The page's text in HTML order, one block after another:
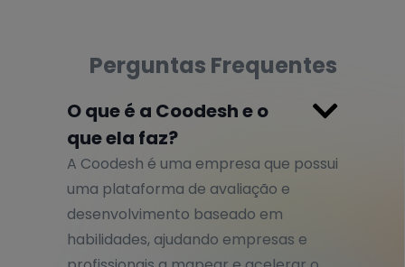
Perguntas Frequentes
O que é a Coodesh e o
que ela faz?

A Coodesh é uma empresa que possui
uma plataforma de avaliação e
desenvolvimento baseado em
habilidades, ajudando empresas e